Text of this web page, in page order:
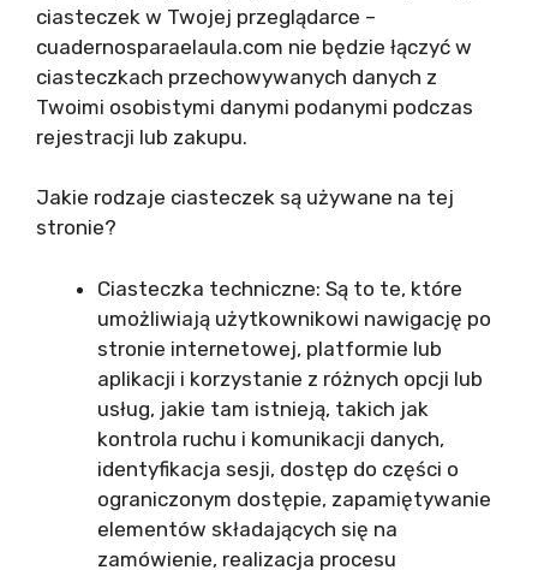
ciasteczek w Twojej przeglądarce –
cuadernosparaelaula.com nie będzie łączyć w
ciasteczkach przechowywanych danych z
Twoimi osobistymi danymi podanymi podczas
rejestracji lub zakupu.
Jakie rodzaje ciasteczek są używane na tej
stronie?
Ciasteczka techniczne: Są to te, które
umożliwiają użytkownikowi nawigację po
stronie internetowej, platformie lub
aplikacji i korzystanie z różnych opcji lub
usług, jakie tam istnieją, takich jak
kontrola ruchu i komunikacji danych,
identyfikacja sesji, dostęp do części o
ograniczonym dostępie, zapamiętywanie
elementów składających się na
zamówienie, realizacja procesu